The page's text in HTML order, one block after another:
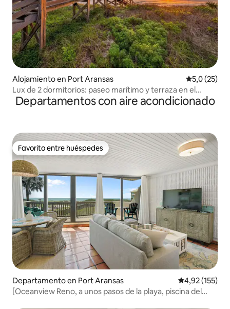
Alojamiento en Port Aransas Calificación
5,0 (25)
Lux de 2 dormitorios: paseo marítimo y terraza en el
tercer piso
Departamentos con aire acondicionado
Favorito entre huéspedes
Favorito entre huéspedes
Departamento en Port Aransas Calificación
4,92 (155)
[Oceanview Reno, a unos pasos de la playa, piscina del